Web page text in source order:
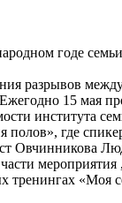
годе
разрывов
15 мая
института
полов», где
Овчинникова
мероприятия
«Моя